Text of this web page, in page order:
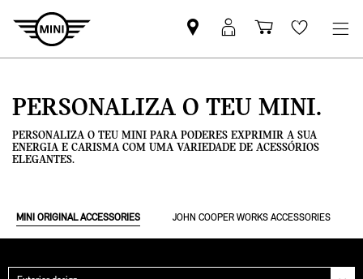
Pesquisar
parceiro
Iniciar
sessão
Carrinho
de
Wishlist
PERSONALIZA O TEU MINI.
PERSONALIZA O TEU MINI PARA PODERES EXPRIMIR A SUA
ENERGIA E CARISMA COM UMA VARIEDADE DE ACESSÓRIOS
ELEGANTES.
MINI ORIGINAL ACCESSORIES JOHN COOPER WORKS ACCESSORIES
Categoria